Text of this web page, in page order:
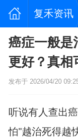
复禾资讯
癌症一般是
更好？真相
发布于 2026/04/20
听说有人查出
怕"越治死得越